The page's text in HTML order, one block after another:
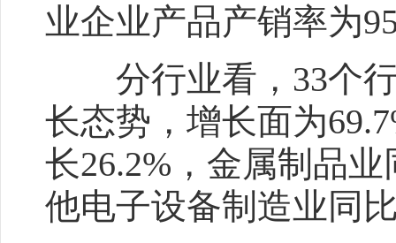
业企业产品产销率为
分行业看，33个行
长态势，增长面为
长26.2%，金属制品
他电子设备制造业同